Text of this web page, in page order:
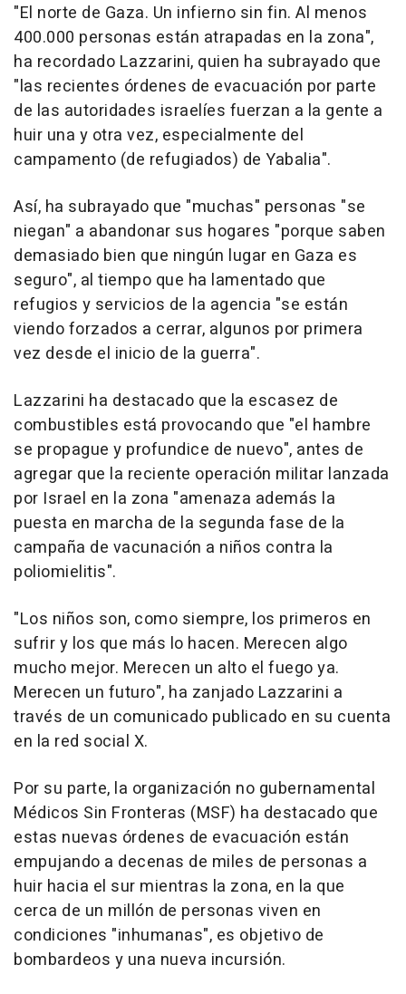
"El norte de Gaza. Un infierno sin fin. Al menos
400.000 personas están atrapadas en la zona",
ha recordado Lazzarini, quien ha subrayado que
"las recientes órdenes de evacuación por parte
de las autoridades israelíes fuerzan a la gente a
huir una y otra vez, especialmente del
campamento (de refugiados) de Yabalia".
Así, ha subrayado que "muchas" personas "se
niegan" a abandonar sus hogares "porque saben
demasiado bien que ningún lugar en Gaza es
seguro", al tiempo que ha lamentado que
refugios y servicios de la agencia "se están
viendo forzados a cerrar, algunos por primera
vez desde el inicio de la guerra".
Lazzarini ha destacado que la escasez de
combustibles está provocando que "el hambre
se propague y profundice de nuevo", antes de
agregar que la reciente operación militar lanzada
por Israel en la zona "amenaza además la
puesta en marcha de la segunda fase de la
campaña de vacunación a niños contra la
poliomielitis".
"Los niños son, como siempre, los primeros en
sufrir y los que más lo hacen. Merecen algo
mucho mejor. Merecen un alto el fuego ya.
Merecen un futuro", ha zanjado Lazzarini a
través de un comunicado publicado en su cuenta
en la red social X.
Por su parte, la organización no gubernamental
Médicos Sin Fronteras (MSF) ha destacado que
estas nuevas órdenes de evacuación están
empujando a decenas de miles de personas a
huir hacia el sur mientras la zona, en la que
cerca de un millón de personas viven en
condiciones "inhumanas", es objetivo de
bombardeos y una nueva incursión.